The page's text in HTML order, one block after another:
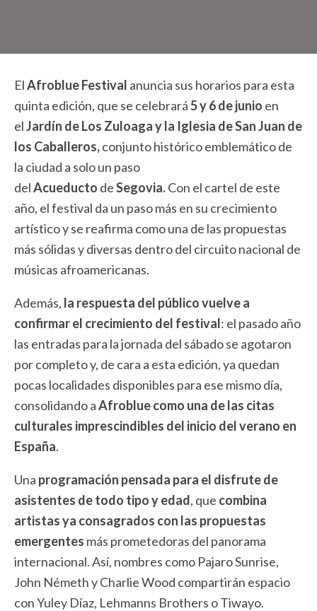
ElAfroblue Festival anuncia sus horarios para esta
quinta edición, que se celebrará5 y 6 de junio en
elJardín de Los Zuloaga y la Iglesia de San Juan de
los Caballeros,conjunto histórico emblemático de
la ciudad a solo un paso
delAcueducto deSegovia.Con el cartel de este
año, el festival da un paso más en su crecimiento
artístico y se reafirma como una de las propuestas
más sólidas y diversas dentro del circuito nacional de
músicas afroamericanas.
Además, la respuesta del público vuelve a
confirmar el crecimiento del festival: el pasado año
las entradas para la jornada del sábado se agotaron
por completo y, de cara a esta edición, ya quedan
pocas localidades disponibles para ese mismo día,
consolidando aAfroblue como una de las citas
culturales imprescindibles del inicio del verano en
España.
Una programación pensada para el disfrute de
asistentes de todo tipo y edad, que combina
artistas ya consagrados con las propuestas
emergentes más prometedoras del panorama
internacional. Así, nombres como Pajaro Sunrise,
John Németh y Charlie Wood compartirán espacio
con Yuley Díaz, Lehmanns Brothers o Tiwayo.